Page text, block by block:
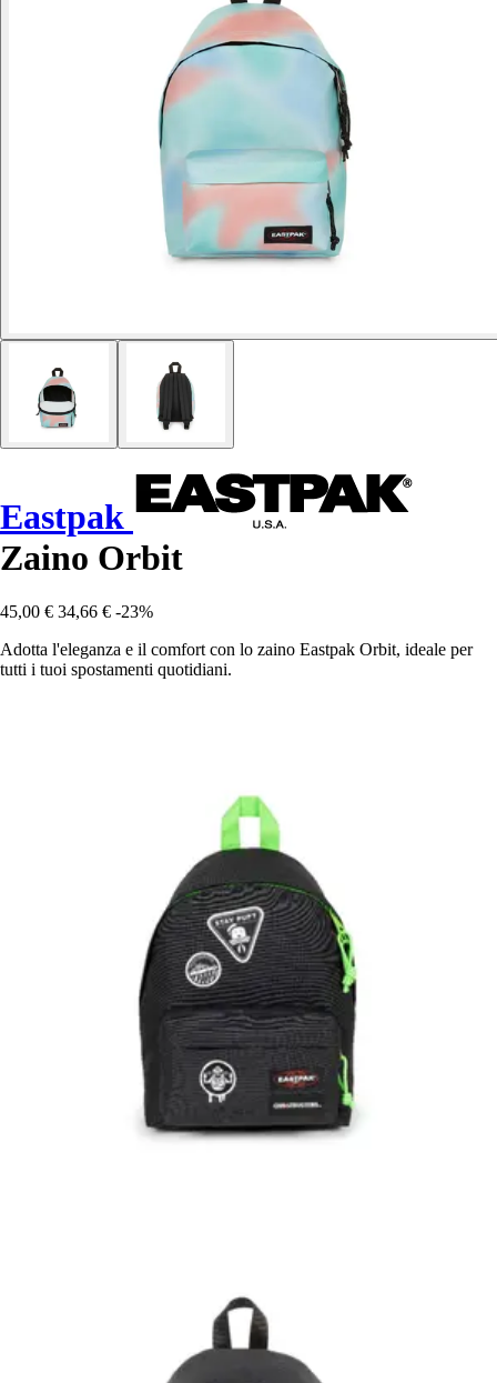
Eastpak
Zaino Orbit
45,00 € 34,66 € -23%
Adotta l'eleganza e il comfort con lo zaino Eastpak Orbit, ideale per
tutti i tuoi spostamenti quotidiani.